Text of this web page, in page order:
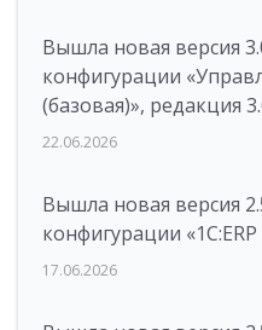
Вышла новая версия
конфигурации
(базовая)», редакция
22.06.2026
Вышла новая версия
конфигурации «1С:ERP
17.06.2026